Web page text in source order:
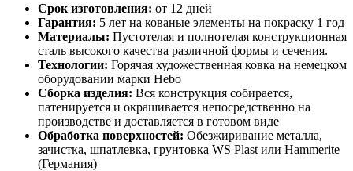
Срок изготовления: от 12 дней
Гарантия: 5 лет на кованые элементы на покраску 1 год
Материалы: Пустотелая и полнотелая конструкционная
сталь высокого качества различной формы и сечения.
Технологии: Горячая художественная ковка на немецком
оборудовании марки Hebo
Сборка изделия: Вся конструкция собирается,
патенируется и окрашивается непосредственно на
производстве и доставляется в готовом виде
Обработка поверхностей: Обезжиривание металла,
зачистка, шпатлевка, грунтовка WS Plast или Hammerite
(Германия)